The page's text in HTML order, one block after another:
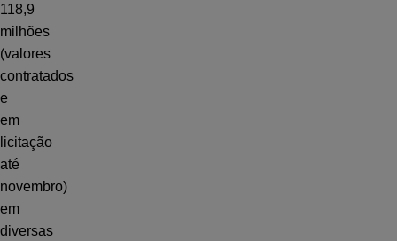
118,9
milhões
(valores
contratados
e
em
licitação
até
novembro)
em
diversas